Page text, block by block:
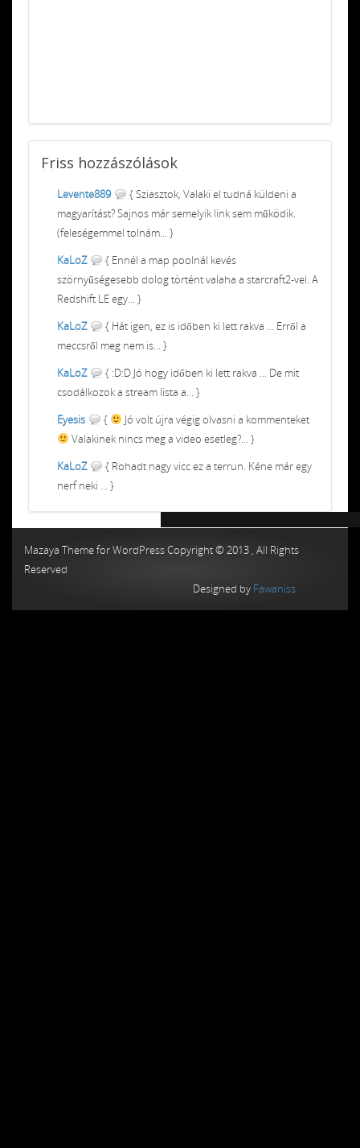
Friss hozzászólások
Levente889
{ Sziasztok, Valaki el tudná küldeni a
magyarítást? Sajnos már semelyik link sem működik.
(feleségemmel tolnám... }
KaLoZ
{ Ennél a map poolnál kevés
szörnyűségesebb dolog történt valaha a starcraft2-vel. A
Redshift LE egy... }
KaLoZ
{ Hát igen, ez is időben ki lett rakva ... Erről a
meccsről meg nem is... }
KaLoZ
{ :D:D Jó hogy időben ki lett rakva ... De mit
csodálkozok a stream lista a... }
Eyesis
{
Jó volt újra végig olvasni a kommenteket
Valakinek nincs meg a video esetleg?... }
KaLoZ
{ Rohadt nagy vicc ez a terrun. Kéne már egy
nerf neki ... }
Mazaya Theme for WordPress Copyright © 2013 , All Rights
Reserved
Designed by Fawaniss